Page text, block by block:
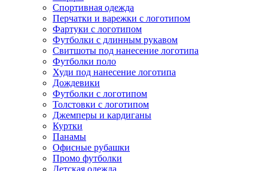
Спортивная одежда
Перчатки и варежки с логотипом
Фартуки с логотипом
Футболки с длинным рукавом
Свитшоты под нанесение логотипа
Футболки поло
Худи под нанесение логотипа
Дождевики
Футболки с логотипом
Толстовки с логотипом
Джемперы и кардиганы
Куртки
Панамы
Офисные рубашки
Промо футболки
Детская одежда